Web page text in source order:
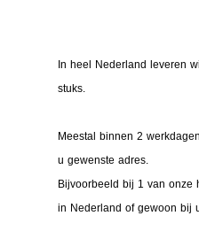
In heel Nederland leveren
stuks.
Meestal binnen 2
u gewenste adres.
Bijvoorbeeld bij 1 van onze
in Nederland of gewoon bij